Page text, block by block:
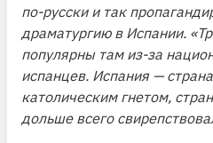
по-русски и так
драматургию в Испании.
популярны там из-за
испанцев. Испания —
католическим гнетом,
дольше всего